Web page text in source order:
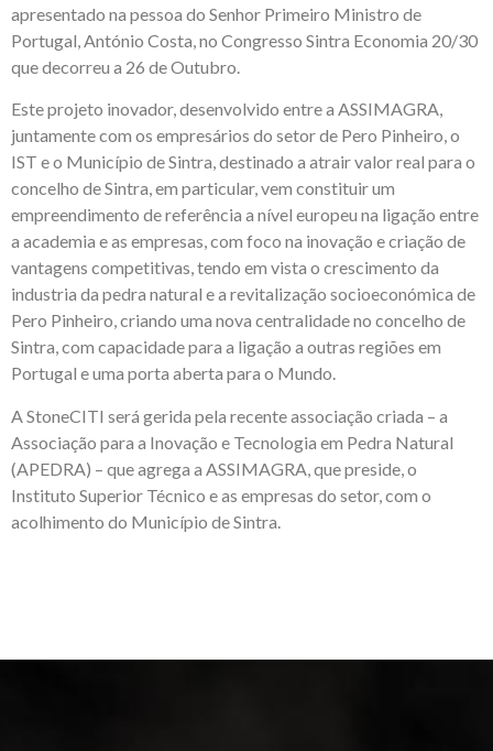
apresentado na pessoa do Senhor Primeiro Ministro de
Portugal, António Costa, no Congresso Sintra Economia 20/30
que decorreu a 26 de Outubro.
Este projeto inovador, desenvolvido entre a ASSIMAGRA,
juntamente com os empresários do setor de Pero Pinheiro, o
IST e o Município de Sintra, destinado a atrair valor real para o
concelho de Sintra, em particular, vem constituir um
empreendimento de referência a nível europeu na ligação entre
a academia e as empresas, com foco na inovação e criação de
vantagens competitivas, tendo em vista o crescimento da
industria da pedra natural e a revitalização socioeconómica de
Pero Pinheiro, criando uma nova centralidade no concelho de
Sintra, com capacidade para a ligação a outras regiões em
Portugal e uma porta aberta para o Mundo.
A StoneCITI será gerida pela recente associação criada – a
Associação para a Inovação e Tecnologia em Pedra Natural
(APEDRA) – que agrega a ASSIMAGRA, que preside, o
Instituto Superior Técnico e as empresas do setor, com o
acolhimento do Município de Sintra.